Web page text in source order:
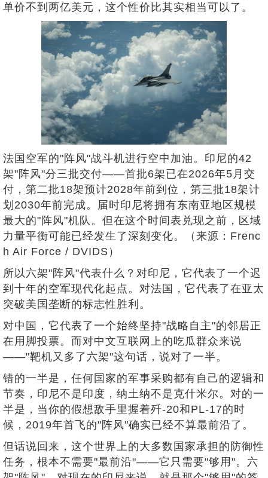
单价不到两亿美元，这个性价比其实相当可以了。
法国空军的"阵风"战斗机进行空中加油。印尼的42
架"阵风"分三批交付——首批6架已在2026年5月交
付，第二批18架预计2028年前到位，第三批18架计
划2030年前完成。届时印尼将拥有东南亚地区规模
最大的"阵风"机队。但在这个时间表兑现之前，区域
力量平衡可能已经发生了深刻变化。（来源：Frenc
h Air Force / DVIDS）
所以六架"阵风"代表什么？对印尼，它代表了一个迟
到十年的空军现代化起点。对法国，它代表了在亚太
突破美国垄断的标志性胜利。
对中国，它代表了一个始终坚持"战略自主"的邻居正
在用脚投票。而对中文互联网上的吃瓜群众来说
——"靶机又多了六架"这句话，说对了一半。
错的一半是，任何国家的军事采购都有自己的逻辑和
节奏，印尼不是印度，纳土纳不是克什米尔。对的一
半是，当你的假想敌手里握着歼-20和PL-17的时
候，2019年首飞的"阵风"确实已经不算最前沿了。
但话说回来，这个世界上的大多数国家承担的防御性
任务，根本不需要"最前沿"——它只需要"够用"。六